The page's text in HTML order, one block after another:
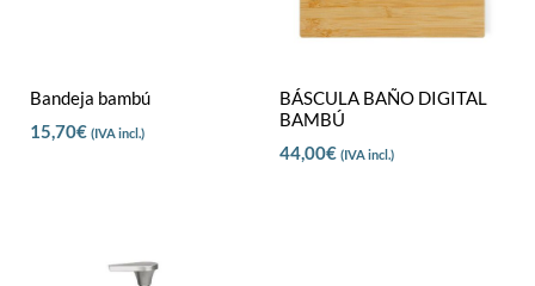
Bandeja bambú
15,70€ (IVA incl.)
BÁSCULA BAÑO DIGITAL
BAMBÚ
44,00€ (IVA incl.)